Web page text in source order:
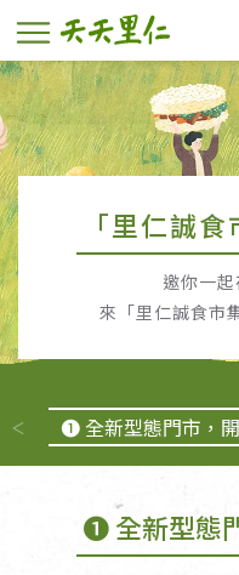
熱門搜尋：
親子活動
幸福節中
「里仁誠
邀你一
來「里仁誠食市
➊ 全新型態門市，
➊ 全新型態